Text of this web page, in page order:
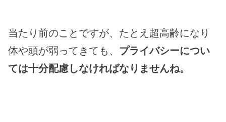
当たり前のことですが、たとえ超高齢になり
体や頭が弱ってきても、 プライバシーについ
ては十分配慮しなければなりませんね。